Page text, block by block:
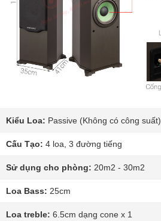
Kiểu Loa: Passive (Không có công suất)
Cấu Tạo: 4 loa, 3 đường tiếng
Sử dụng cho phòng: 20m2 - 30m2
Loa Bass: 25cm
Loa treble: 6.5cm dạng cone x 1